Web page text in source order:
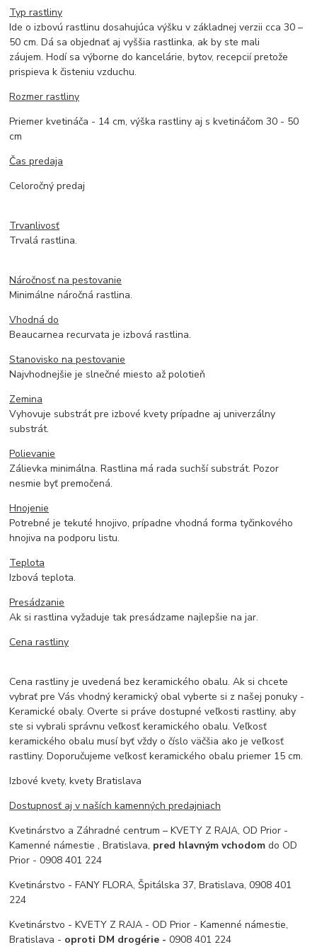
Typ rastliny
Ide o izbovú rastlinu dosahujúca výšku v základnej verzii cca 30 –
50 cm. Dá sa objednať aj vyššia rastlinka, ak by ste mali
záujem. Hodí sa výborne do kancelárie, bytov, recepcií pretože
prispieva k čisteniu vzduchu.
Rozmer rastliny
Priemer kvetináča - 14 cm, výška rastliny aj s kvetináčom 30 - 50
cm
Čas predaja
Celoročný predaj
Trvanlivosť
Trvalá rastlina.
Náročnosť na pestovanie
Minimálne náročná rastlina.
Vhodná do
Beaucarnea recurvata je izbová rastlina.
Stanovisko na pestovanie
Najvhodnejšie je slnečné miesto až polotieň
Zemina
Vyhovuje substrát pre izbové kvety prípadne aj univerzálny
substrát.
Polievanie
Zálievka minimálna. Rastlina má rada suchší substrát. Pozor
nesmie byť premočená.
Hnojenie
Potrebné je tekuté hnojivo, prípadne vhodná forma tyčinkového
hnojiva na podporu listu.
Teplota
Izbová teplota.
Presádzanie
Ak si rastlina vyžaduje tak presádzame najlepšie na jar.
Cena rastliny
Cena rastliny je uvedená bez keramického obalu. Ak si chcete
vybrať pre Vás vhodný keramický obal vyberte si z našej ponuky -
Keramické obaly. Overte si práve dostupné veľkosti rastliny, aby
ste si vybrali správnu veľkosť keramického obalu. Veľkosť
keramického obalu musí byť vždy o číslo väčšia ako je veľkosť
rastliny. Doporučujeme veľkosť keramického obalu priemer 15 cm.
Izbové kvety, kvety Bratislava
Dostupnosť aj v naších kamenných predajniach
Kvetinárstvo a Záhradné centrum – KVETY Z RAJA, OD Prior -
Kamenné námestie , Bratislava, pred hlavným vchodom do OD
Prior - 0908 401 224
Kvetinárstvo - FANY FLORA, Špitálska 37, Bratislava, 0908 401
224
Kvetinárstvo - KVETY Z RAJA - OD Prior - Kamenné námestie,
Bratislava - oproti DM drogérie -0908 401 224